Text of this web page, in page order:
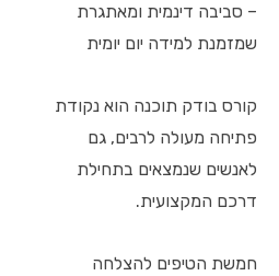
– סביבה דינמית ומאתגרת
שמזמנת למידה יום יומית
קורס בודק תוכנה הוא נקודת
פתיחה מעולה לרבים, גם
לאנשים שנמצאים בתחילת
דרכם המקצועית.
חמשת הטיפים להצלחה